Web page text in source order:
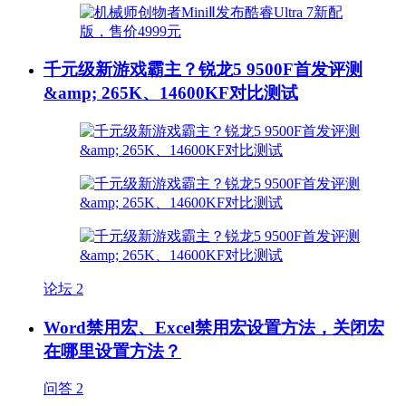
千元级新游戏霸主？锐龙5 9500F首发评测
&amp; 265K、14600KF对比测试
论坛 2
Word禁用宏、Excel禁用宏设置方法，关闭宏
在哪里设置方法？
问答 2